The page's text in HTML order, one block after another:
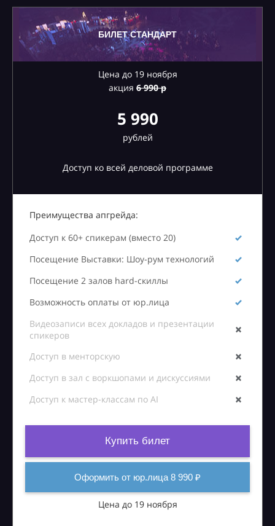
БИЛЕТ СТАНДАРТ
Цена до 19 ноября
акция 6990 р
5 990
рублей
Доступ ко всей деловой программе
Преимущества апгрейда:
Доступ к 60+ спикерам (вместо 20)
Посещение Выставки: Шоу-рум технологий
Посещение 2 залов hard-скиллы
Возможность оплаты от юр.лица
Видеозаписи всех докладов и презентации
спикеров
Доступ в менторскую
Доступ в зал с воркшопами и дискуссиями
Доступ к мастер-классам по AI
Купить билет
Оформить от юр.лица 8 990 ₽
Цена до 19 ноября